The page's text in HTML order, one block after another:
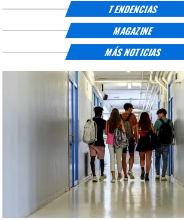
TENDENCIAS
MAGAZINE
MÁS NOTICIAS